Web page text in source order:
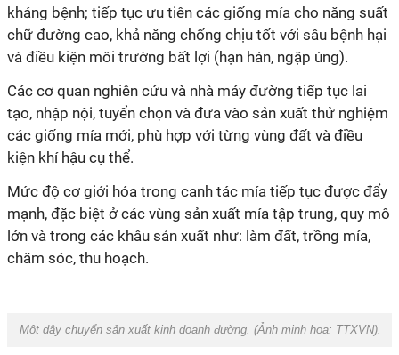
kháng bệnh; tiếp tục ưu tiên các giống mía cho năng suất
chữ đường cao, khả năng chống chịu tốt với sâu bệnh hại
và điều kiện môi trường bất lợi (hạn hán, ngập úng).
Các cơ quan nghiên cứu và nhà máy đường tiếp tục lai
tạo, nhập nội, tuyển chọn và đưa vào sản xuất thử nghiệm
các giống mía mới, phù hợp với từng vùng đất và điều
kiện khí hậu cụ thể.
Mức độ cơ giới hóa trong canh tác mía tiếp tục được đẩy
mạnh, đặc biệt ở các vùng sản xuất mía tập trung, quy mô
lớn và trong các khâu sản xuất như: làm đất, trồng mía,
chăm sóc, thu hoạch.
Một dây chuyển sản xuất kinh doanh đường. (Ảnh minh hoạ: TTXVN).